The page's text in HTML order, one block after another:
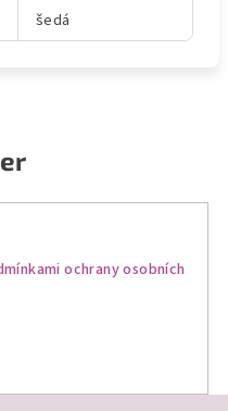
šedá
ochrany osobních